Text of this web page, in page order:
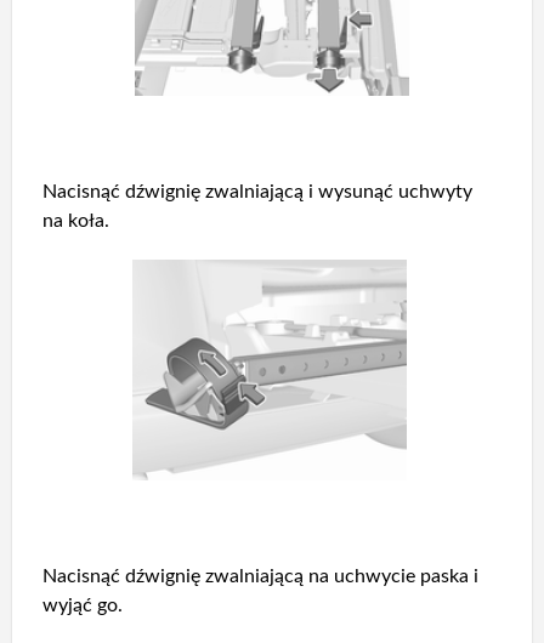
Nacisnąć dźwignię zwalniającą i wysunąć uchwyty
na koła.
Nacisnąć dźwignię zwalniającą na uchwycie paska i
wyjąć go.